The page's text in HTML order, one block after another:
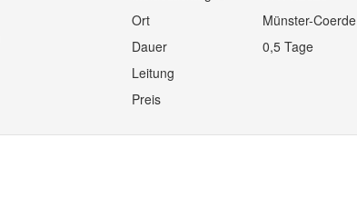
Ort
Münster-Coerde
Dauer
0,5 Tage
Leitung
Preis